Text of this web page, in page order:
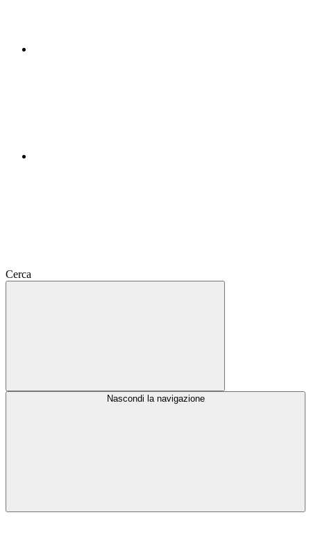
Cerca
Nascondi la navigazione